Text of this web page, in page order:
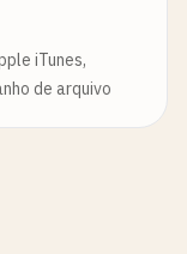
iTunes,
de arquivo